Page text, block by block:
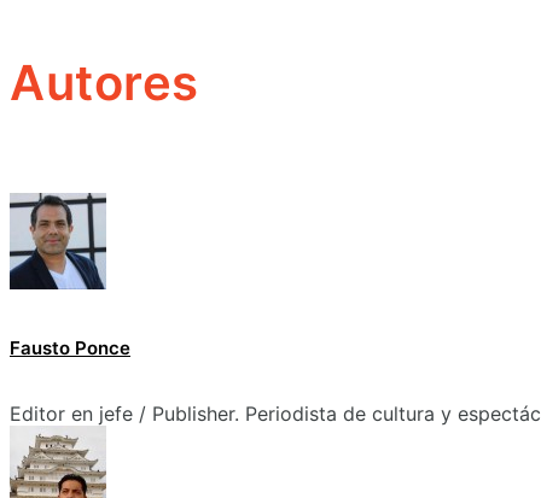
Autores
Fausto Ponce
Editor en jefe / Publisher. Periodista de cultura y